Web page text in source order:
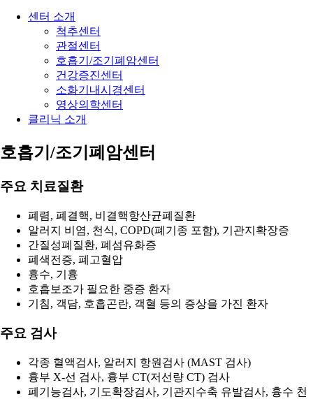
센터 소개
척추센터
관절센터
호흡기/조기폐암센터
건강증진센터
소화기내시경센터
영상의학센터
클리닉 소개
호흡기/조기폐암센터
주요 치료질환
폐렴, 폐결핵, 비결핵항산균폐질환
알러지 비염, 천식, COPD(폐기종 포함), 기관지확장증
간질성폐질환, 폐섬유화증
폐색전증, 폐고혈압
흉수, 기흉
호흡보조가 필요한 중증 환자
기침, 객담, 호흡곤란, 객혈 등의 증상을 가진 환자
주요 검사
각종 혈액검사, 알러지 항원검사 (MAST 검사)
흉부 X-선 검사, 흉부 CT(저선량 CT) 검사
폐기능검사, 기도확장검사, 기관지수축 유발검사, 흉수 천